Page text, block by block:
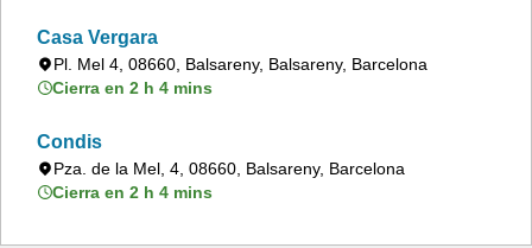
Casa Vergara
Pl. Mel 4, 08660, Balsareny, Balsareny, Barcelona
Cierra en 2 h 4 mins
Condis
Pza. de la Mel, 4, 08660, Balsareny, Barcelona
Cierra en 2 h 4 mins